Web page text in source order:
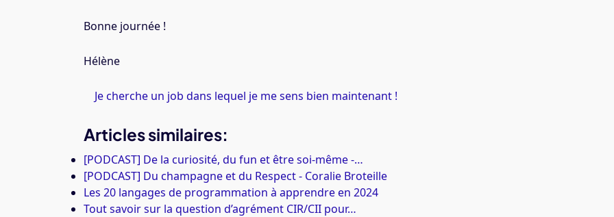
Bonne journée !
Hélène
Je cherche un job dans lequel je me sens bien maintenant !
Articles similaires:
[PODCAST] De la curiosité, du fun et être soi-même -…
[PODCAST] Du champagne et du Respect - Coralie Broteille
Les 20 langages de programmation à apprendre en 2024
Tout savoir sur la question d’agrément CIR/CII pour…